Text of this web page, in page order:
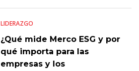
LIDERAZGO
¿Qué mide Merco ESG y por
qué importa para las
empresas y los